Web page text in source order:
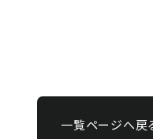
一覧ページへ戻